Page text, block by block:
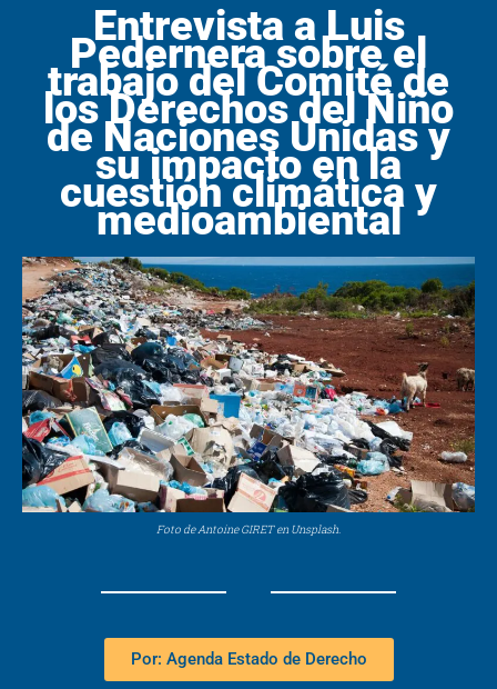
Entrevista a Luis
Pedernera sobre el
trabajo del Comité de
los Derechos del Niño
de Naciones Unidas y
su impacto en la
cuestión climática y
medioambiental
Foto de Antoine GIRET en Unsplash.
Por: Agenda Estado de Derecho